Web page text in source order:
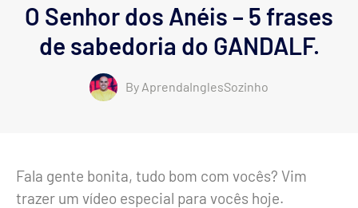
O Senhor dos Anéis – 5 frases
de sabedoria do GANDALF.
By AprendaInglesSozinho
Fala gente bonita, tudo bom com vocês? Vim
trazer um vídeo especial para vocês hoje.